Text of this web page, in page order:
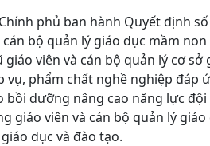
phủ ban hành Quyết định
bộ quản lý giáo dục mầm
viên và cán bộ quản lý cơ
vụ, phẩm chất nghề nghiệp đáp
bồi dưỡng nâng cao năng lực
giáo viên và cán bộ quản lý
dục và đào tạo.